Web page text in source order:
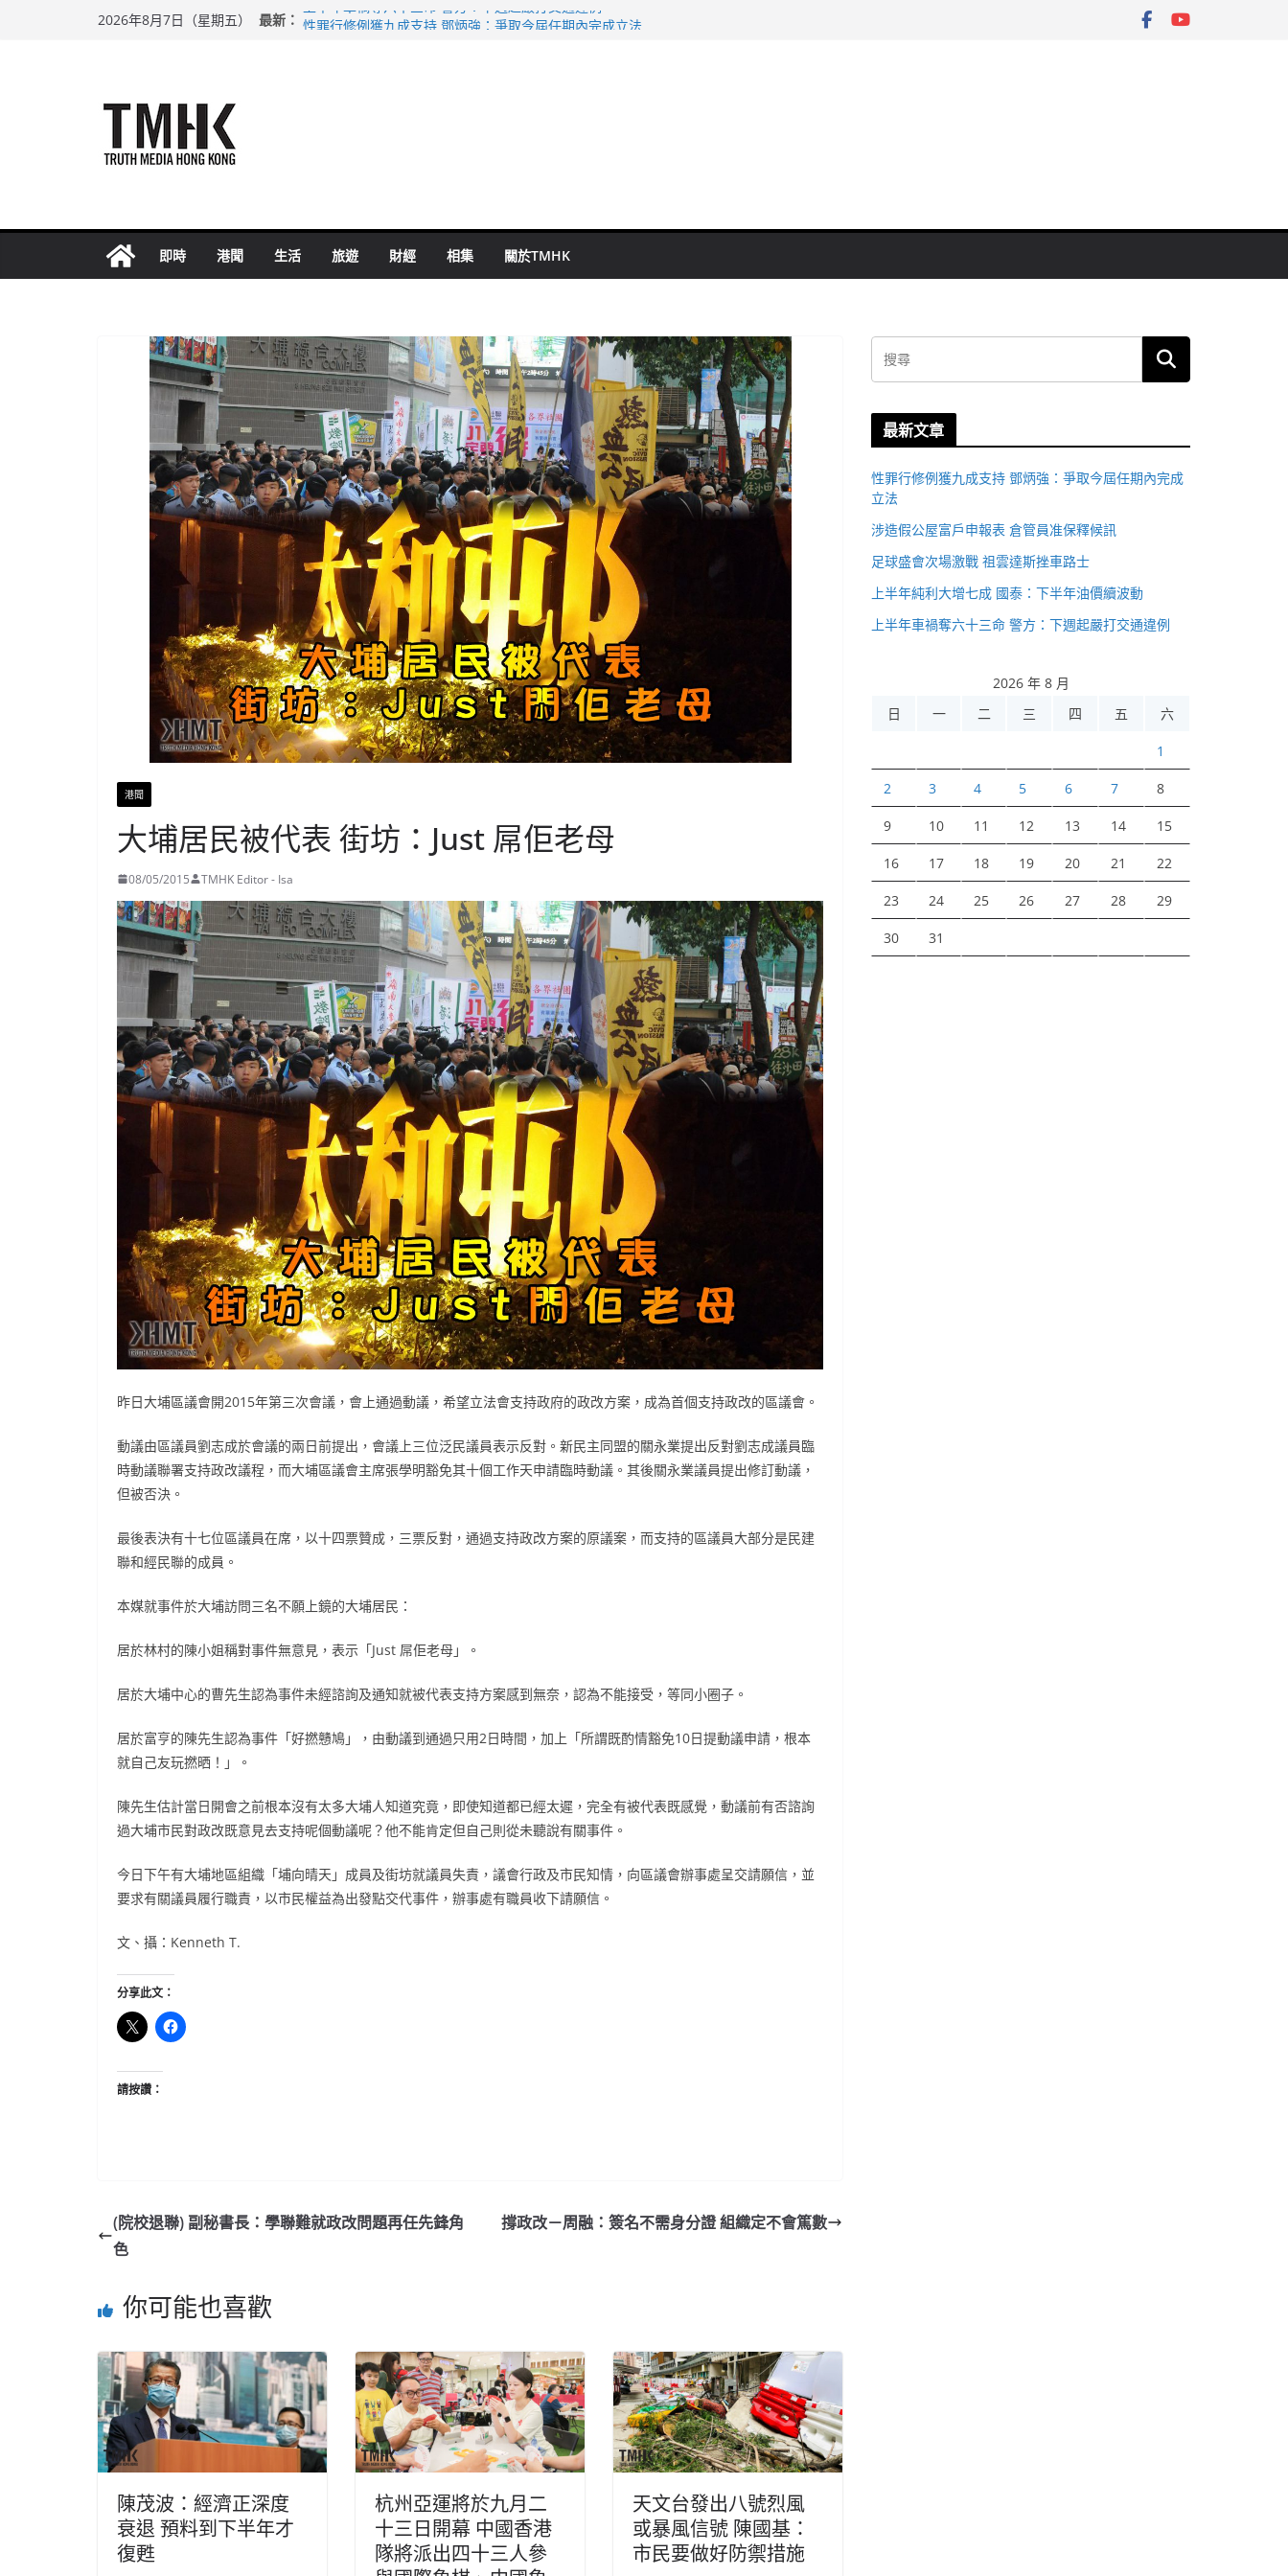
2026年8月7日（星期五） 最新： 上半年車禍奪六十三命 警方：下週起嚴打交通違例
即時 港聞 生活 旅遊 財經 相集 關於TMHK
港聞
大埔居民被代表 街坊：Just 屌佢老母
08/05/2015 TMHK Editor - Isa
昨日大埔區議會開2015年第三次會議，會上通過動議，希望立法會支持政府的政改方案，成為首個支持政改的區議會。
動議由區議員劉志成於會議的兩日前提出，會議上三位泛民議員表示反對。新民主同盟的關永業提出反對劉志成議員臨
時動議聯署支持政改議程，而大埔區議會主席張學明豁免其十個工作天申請臨時動議。其後關永業議員提出修訂動議，
但被否決。
最後表決有十七位區議員在席，以十四票贊成，三票反對，通過支持政改方案的原議案，而支持的區議員大部分是民建
聯和經民聯的成員。
本媒就事件於大埔訪問三名不願上鏡的大埔居民：
居於林村的陳小姐稱對事件無意見，表示「Just 屌佢老母」。
居於大埔中心的曹先生認為事件未經諮詢及通知就被代表支持方案感到無奈，認為不能接受，等同小圈子。
居於富亨的陳先生認為事件「好撚戇鳩」，由動議到通過只用2日時間，加上「所謂既酌情豁免10日提動議申請，根本
就自己友玩撚晒！」。
陳先生估計當日開會之前根本沒有太多大埔人知道究竟，即使知道都已經太遲，完全有被代表既感覺，動議前有否諮詢
過大埔市民對政改既意見去支持呢個動議呢？他不能肯定但自己則從未聽說有關事件。
今日下午有大埔地區組織「埔向晴天」成員及街坊就議員失責，議會行政及市民知情，向區議會辦事處呈交請願信，並
要求有關議員履行職責，以市民權益為出發點交代事件，辦事處有職員收下請願信。
文、攝：Kenneth T.
分享此文：
請按讚：
(院校退聯) 副秘書長：學聯難就政改問題再任先鋒角
色
撐政改－周融：簽名不需身分證 組織定不會篤數
你可能也喜歡
陳茂波：經濟正深度
衰退 預料到下半年才
復甦
杭州亞運將於九月二
十三日開幕 中國香港
隊將派出四十三人參
天文台發出八號烈風
或暴風信號 陳國基：
市民要做好防禦措施
最新文章
性罪行修例獲九成支持 鄧炳強：爭取今屆任期內完成
立法
涉造假公屋富戶申報表 倉管員准保釋候訊
足球盛會次場激戰 祖雲達斯挫車路士
上半年純利大增七成 國泰：下半年油價續波動
上半年車禍奪六十三命 警方：下週起嚴打交通違例
2026 年 8 月
日
一 二 三 四 五 六
1
2 3 4 5 6 7 8
9 10 11 12 13 14 15
16 17 18 19 20 21 22
23 24 25 26 27 28 29
30 31